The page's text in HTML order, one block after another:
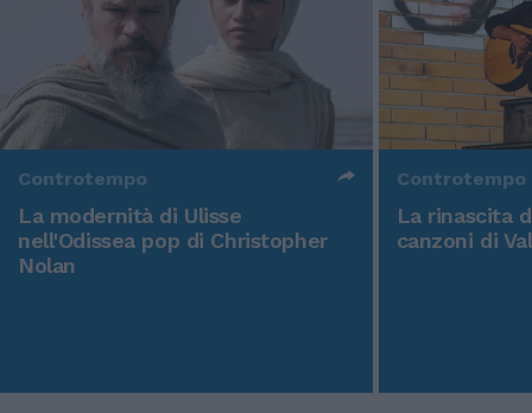
Controtempo
La modernità di Ulisse
nell'Odissea pop di Christopher
Nolan
Controtempo
La rinascita
canzoni di